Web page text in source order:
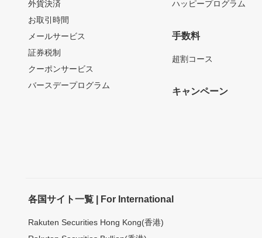
外貨決済
お取引時間
メールサービス
証券税制
クーポンサービス
バースデープログラム
ハッピープログラム
手数料
超割コース
キャンペーン
各国サイト一覧 | For International
Rakuten Securities Hong Kong(香港)